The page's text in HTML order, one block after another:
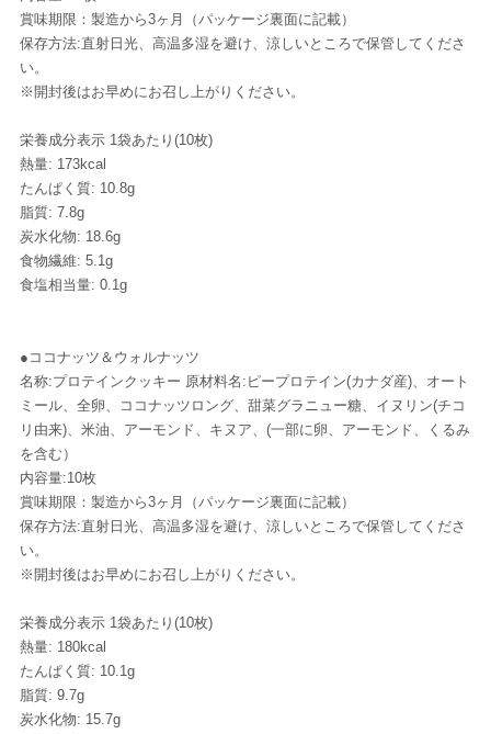
賞味期限：製造から3ヶ月（パッケージ裏面に記載）
保存方法:直射日光、高温多湿を避け、涼しいところで保管してくださ
い。
※開封後はお早めにお召し上がりください。
栄養成分表示 1袋あたり(10枚)
熱量: 173kcal
たんぱく質: 10.8g
脂質: 7.8g
炭水化物: 18.6g
食物繊維: 5.1g
食塩相当量: 0.1g
●ココナッツ＆ウォルナッツ
名称:プロテインクッキー 原材料名:ピープロテイン(カナダ産)、オート
ミール、全卵、ココナッツロング、甜菜グラニュー糖、イヌリン(チコ
リ由来)、米油、アーモンド、キヌア、(一部に卵、アーモンド、くるみ
を含む）
内容量:10枚
賞味期限：製造から3ヶ月（パッケージ裏面に記載）
保存方法:直射日光、高温多湿を避け、涼しいところで保管してくださ
い。
※開封後はお早めにお召し上がりください。
栄養成分表示 1袋あたり(10枚)
熱量: 180kcal
たんぱく質: 10.1g
脂質: 9.7g
炭水化物: 15.7g